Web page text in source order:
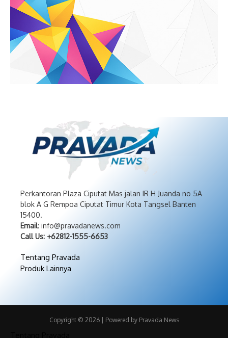
Perkantoran Plaza Ciputat Mas jalan IR H Juanda no 5A
blok A G Rempoa Ciputat Timur Kota Tangsel Banten
15400.
Email: info@pravadanews.com
Call Us: +62812-1555-6653
Tentang Pravada
Produk Lainnya
Copyright © 2026 | Powered by Pravada News